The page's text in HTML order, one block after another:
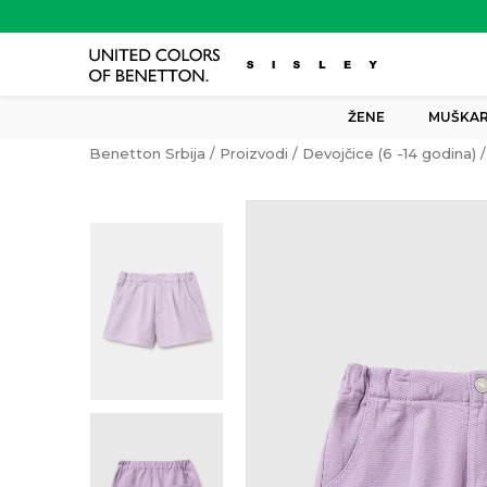
ŽENE
Benetton Srbija Proizvodi Devojčice (6 -14 godina)